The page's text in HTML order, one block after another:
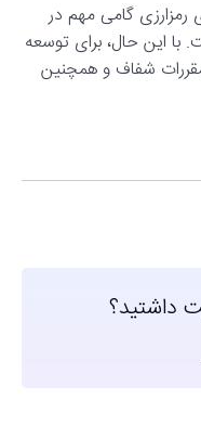
گامی مهم در
با این حال، برای توسعه
مقررات شفاف و همچنین
داشتید؟